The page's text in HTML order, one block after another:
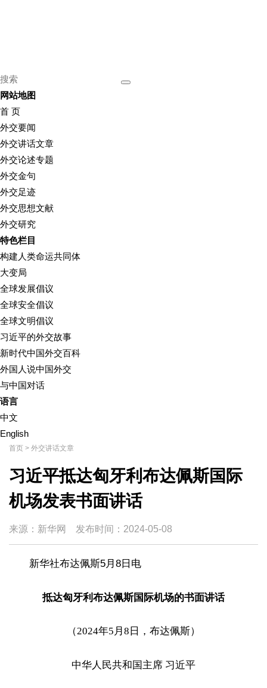
网站地图
首 页
外交要闻
外交讲话文章
外交论述专题
外交金句
外交足迹
外交思想文献
外交研究
特色栏目
构建人类命运共同体
大变局
全球发展倡议
全球安全倡议
全球文明倡议
习近平的外交故事
新时代中国外交百科
外国人说中国外交
与中国对话
语言
中文
English
首页 > 外交讲话文章
习近平抵达匈牙利布达佩斯国际
机场发表书面讲话
来源：新华网 发布时间： 2024-05-08
新华社布达佩斯5月8日电
抵达匈牙利布达佩斯国际机场的书面讲话
（2024年5月8日，布达佩斯）
中华人民共和国主席 习近平